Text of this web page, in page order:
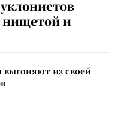
нищетой и
из своей